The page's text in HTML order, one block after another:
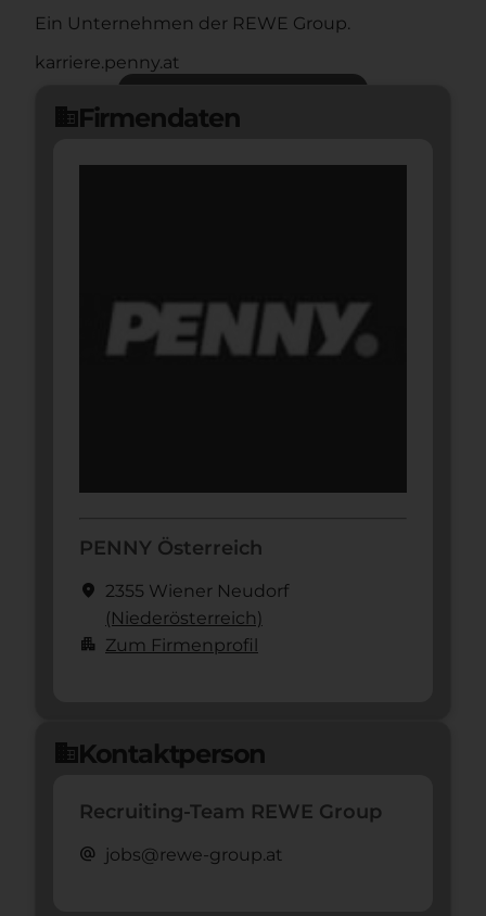
Ein Unternehmen der REWE Group.
karriere.penny.at
domainFirmendaten
PENNY Österreich
location_on 2355 Wiener Neudorf
(Nieder­österreich)
apartment Zum Firmenprofil
domainKontaktperson
Recruiting-Team REWE Group
alternate_email jobs@rewe-group.at